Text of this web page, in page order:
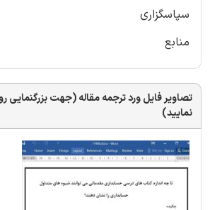
سپاسگزاری
منابع
تصاویر فایل ورد ترجمه مقاله (جهت
نمایید)